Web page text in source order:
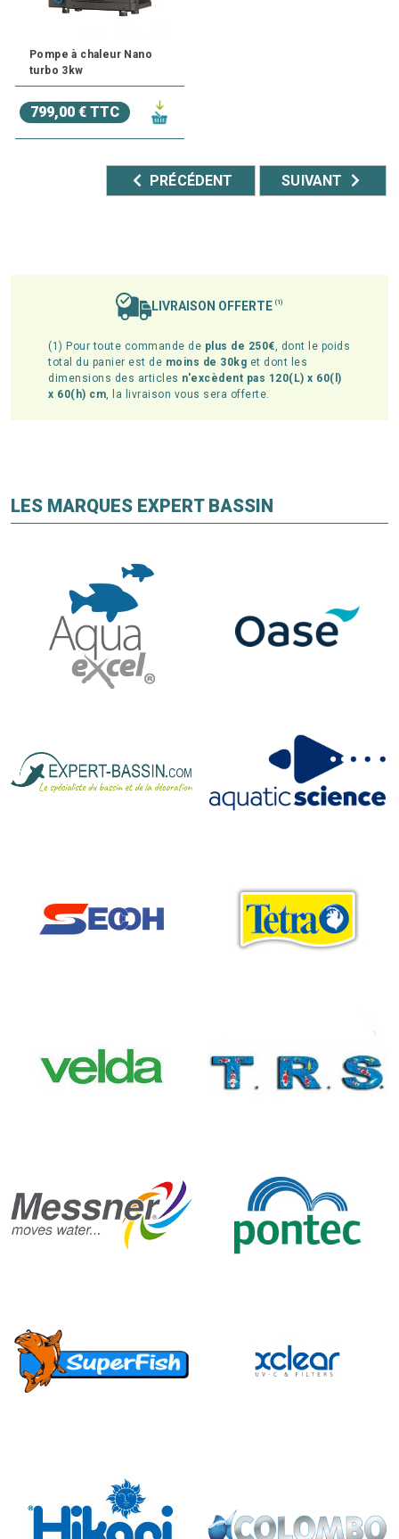
Pompe à chaleur Nano
turbo 3kw
799,00 € TTC
PRÉCÉDENT SUIVANT
LIVRAISON OFFERTE (1)
(1) Pour toute commande de plus de 250€, dont le poids
total du panier est de moins de 30kg et dont les
dimensions des articles n'excèdent pas 120(L) x 60(l)
x 60(h) cm, la livraison vous sera offerte.
LES MARQUES EXPERT BASSIN